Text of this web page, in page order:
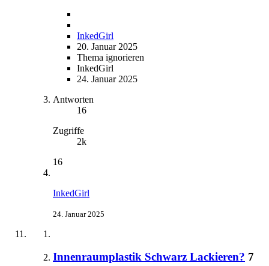
InkedGirl
20. Januar 2025
Thema ignorieren
InkedGirl
24. Januar 2025
Antworten
16
Zugriffe
2k
16
InkedGirl
24. Januar 2025
Innenraumplastik Schwarz Lackieren? 7